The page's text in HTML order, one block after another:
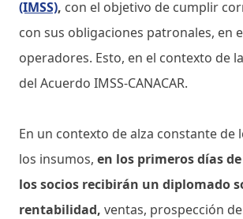
(IMSS), con el objetivo de cumplir
con sus obligaciones patronales, en
operadores. Esto, en el contexto de
del Acuerdo IMSS-CANACAR.
En un contexto de alza constante de
los insumos, en los primeros días
los socios recibirán un diplomado
rentabilidad, ventas, prospección